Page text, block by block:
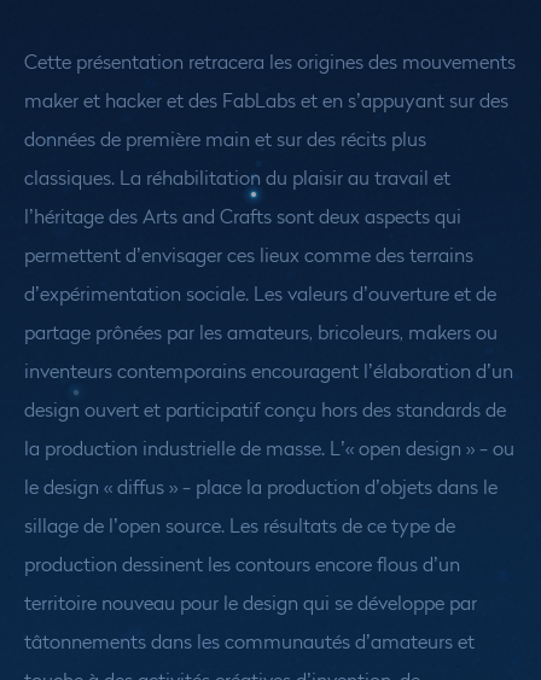
Cette présentation retracera les origines des mouvements
maker et hacker et des FabLabs et en s’appuyant sur des
données de première main et sur des récits plus
classiques. La réhabilitation du plaisir au travail et
l’héritage des Arts and Crafts sont deux aspects qui
permettent d’envisager ces lieux comme des terrains
d’expérimentation sociale. Les valeurs d’ouverture et de
partage prônées par les amateurs, bricoleurs, makers ou
inventeurs contemporains encouragent l’élaboration d’un
design ouvert et participatif conçu hors des standards de
la production industrielle de masse. L’« open design » - ou
le design « diffus » - place la production d’objets dans le
sillage de l’open source. Les résultats de ce type de
production dessinent les contours encore flous d’un
territoire nouveau pour le design qui se développe par
tâtonnements dans les communautés d’amateurs et